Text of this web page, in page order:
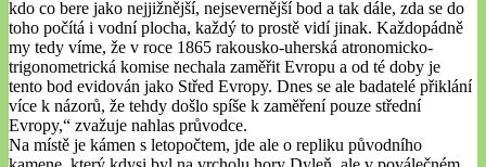
kdo co bere jako nejjižnější, nejsevernější bod a tak dále, zda se do
toho počítá i vodní plocha, každý to prostě vidí jinak. Každopádně
my tedy víme, že v roce 1865 rakousko-uherská atronomicko-
trigonometrická komise nechala zaměřit Evropu a od té doby je
tento bod evidován jako Střed Evropy. Dnes se ale badatelé přiklání
více k názorů, že tehdy došlo spíše k zaměření pouze střední
Evropy,“ zvažuje nahlas průvodce.
Na místě je kámen s letopočtem, jde ale o repliku původního